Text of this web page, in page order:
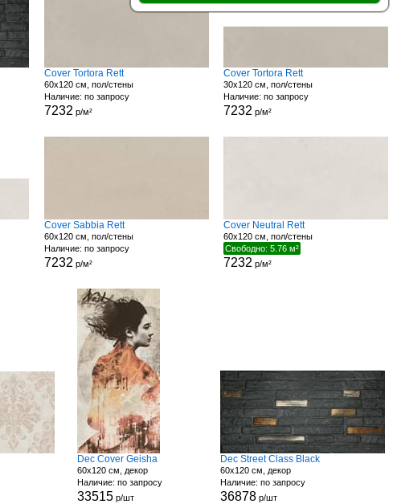
Cover Tortora Rett
60x120 см, пол/стены
Наличие: по запросу
7232 р/м²
Cover Tortora Rett
30x120 см, пол/стены
Наличие: по запросу
7232 р/м²
Cover Sabbia Rett
60x120 см, пол/стены
Наличие: по запросу
7232 р/м²
Cover Neutral Rett
60x120 см, пол/стены
Свободно: 5.76 м²
7232 р/м²
Dec Cover Geisha
60x120 см, декор
Наличие: по запросу
33515р/шт
Dec Street Class Black
60x120 см, декор
Наличие: по запросу
36878р/шт